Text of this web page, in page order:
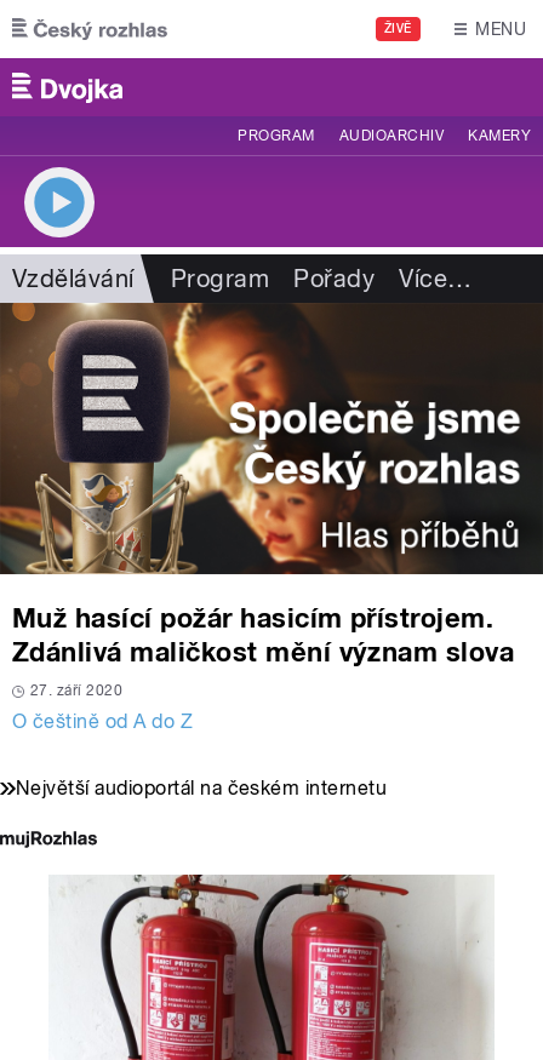
Přejít k hlavnímu obsahu
ŽIVĚ MENU
PROGRAM AUDIOARCHIV KAMERY
Vzdělávání Program Pořady Více…
Muž hasící požár hasicím přístrojem.
Zdánlivá maličkost mění význam slova
27. září 2020
O češtině od A do Z
Největší audioportál na českém internetu